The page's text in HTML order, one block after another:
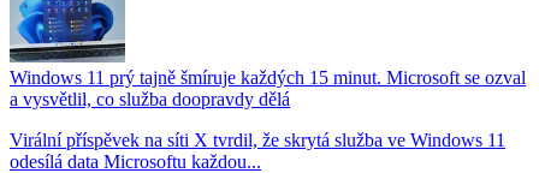
Windows 11 prý tajně šmíruje každých 15 minut. Microsoft se ozval
a vysvětlil, co služba doopravdy dělá
Virální příspěvek na síti X tvrdil, že skrytá služba ve Windows 11
odesílá data Microsoftu každou...